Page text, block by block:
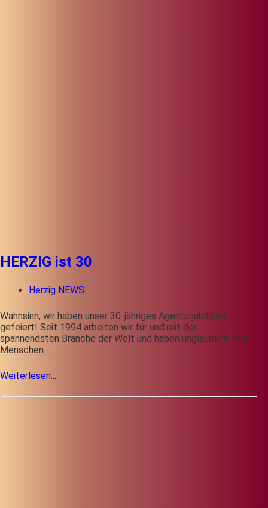
HERZIG ist 30
Herzig NEWS
Wahnsinn, wir haben unser 30-jähriges Agenturjubiläum
gefeiert! Seit 1994 arbeiten wir für und mit der
spannendsten Branche der Welt und haben unglaublich tolle
Menschen …
Weiterlesen...